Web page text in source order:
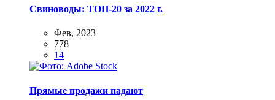
Свиноводы: ТОП-20 за 2022 г.
Фев, 2023
778
14
Прямые продажи падают